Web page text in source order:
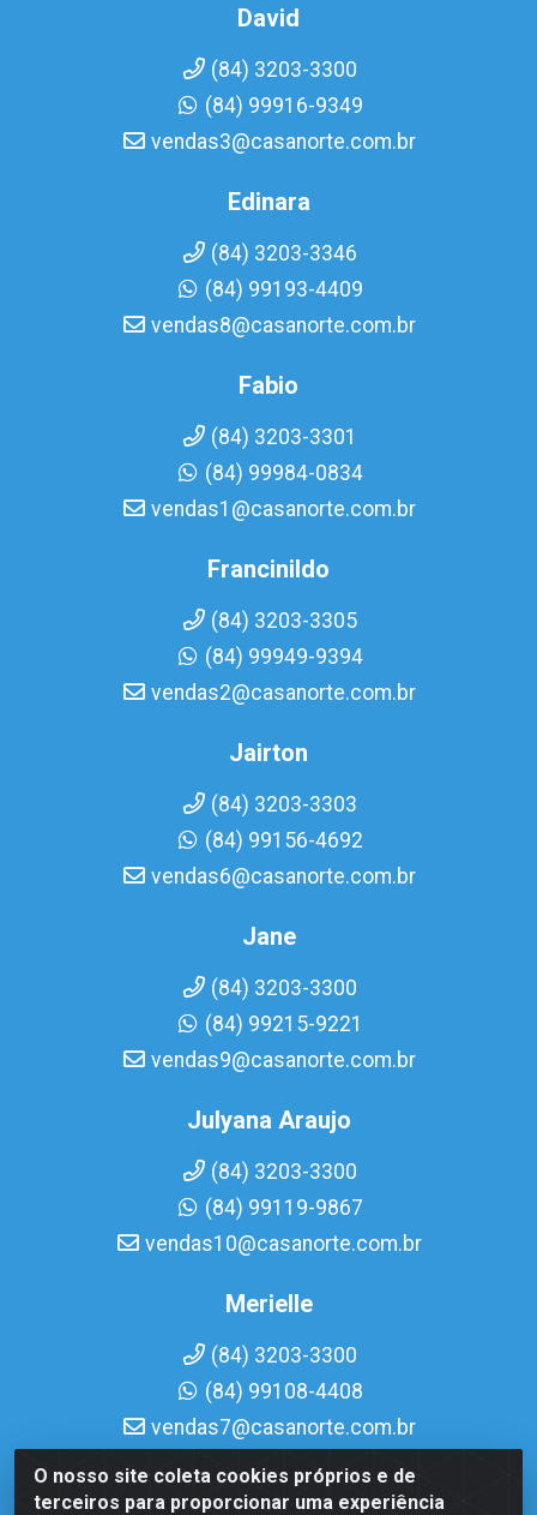
O nosso site coleta cookies próprios e de
terceiros para proporcionar uma experiência
David
(84) 3203-3300
(84) 99916-9349
vendas3@casanorte.com.br
Edinara
(84) 3203-3346
(84) 99193-4409
vendas8@casanorte.com.br
Fabio
(84) 3203-3301
(84) 99984-0834
vendas1@casanorte.com.br
Francinildo
(84) 3203-3305
(84) 99949-9394
vendas2@casanorte.com.br
Jairton
(84) 3203-3303
(84) 99156-4692
vendas6@casanorte.com.br
Jane
(84) 3203-3300
(84) 99215-9221
vendas9@casanorte.com.br
Julyana Araujo
(84) 3203-3300
(84) 99119-9867
vendas10@casanorte.com.br
Merielle
(84) 3203-3300
(84) 99108-4408
vendas7@casanorte.com.br
Casa Norte LTDA - Av. Interventor Mário Câmara, 1815 -